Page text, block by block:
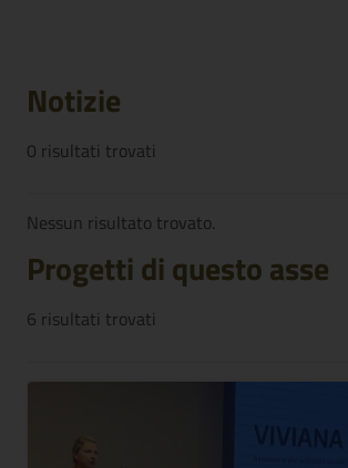
Notizie
0 risultati trovati
Nessun risultato trovato.
Progetti di questo asse
6 risultati trovati